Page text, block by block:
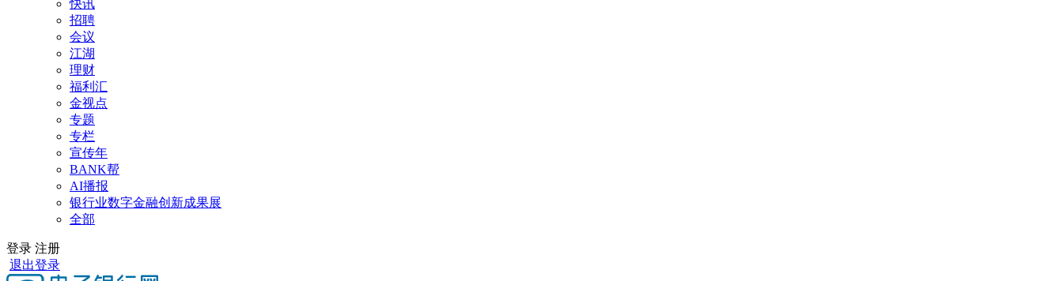
快讯
招聘
会议
江湖
理财
福利汇
金视点
专题
专栏
宣传年
BANK帮
AI播报
银行业数字金融创新成果展
全部
登录 注册
退出登录